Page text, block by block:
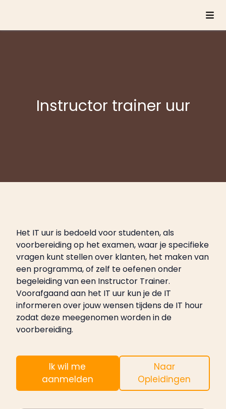
Instructor trainer uur
Het IT uur is bedoeld voor studenten, als
voorbereiding op het examen, waar je specifieke
vragen kunt stellen over klanten, het maken van
een programma, of zelf te oefenen onder
begeleiding van een Instructor Trainer.
Voorafgaand aan het IT uur kun je de IT
informeren over jouw wensen tijdens de IT hour
zodat deze meegenomen worden in de
voorbereiding.
Ik wil me
aanmelden
Naar
Opleidingen